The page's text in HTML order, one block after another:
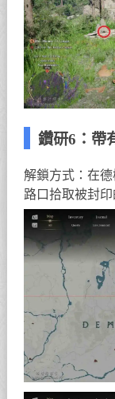
鑽研6：帶
解鎖方式：在
路口拾取被封